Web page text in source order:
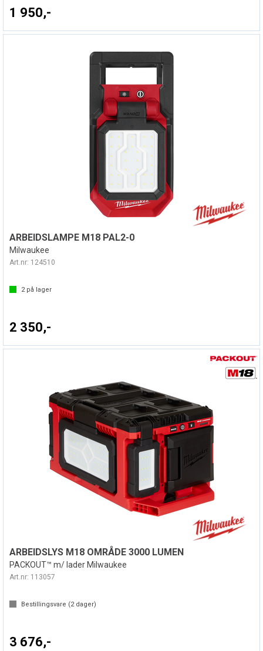
1 950,-
ARBEIDSLAMPE M18 PAL2-0
Milwaukee
Art.nr: 124510
2på lager
2 350,-
ARBEIDSLYS M18 OMRÅDE 3000 LUMEN
PACKOUT™ m/ lader Milwaukee
Art.nr: 113057
Bestillingsvare (2dager)
3 676,-